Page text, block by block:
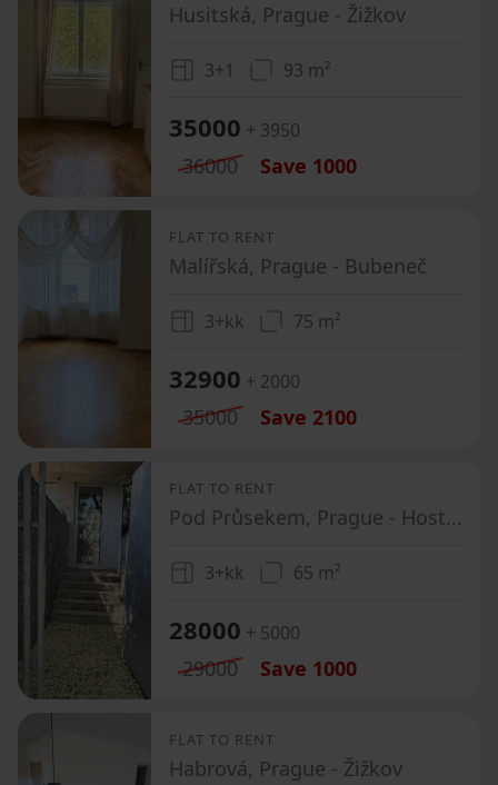
Husitská, Prague - Žižkov
3+1 93 m²
35000 + 3950
36000 Save 1000
FLAT TO RENT
Malířská, Prague - Bubeneč
3+kk 75 m²
32900 + 2000
35000 Save 2100
FLAT TO RENT
Pod Průsekem, Prague - Hostivař
3+kk 65 m²
28000 + 5000
29000 Save 1000
FLAT TO RENT
Habrová, Prague - Žižkov